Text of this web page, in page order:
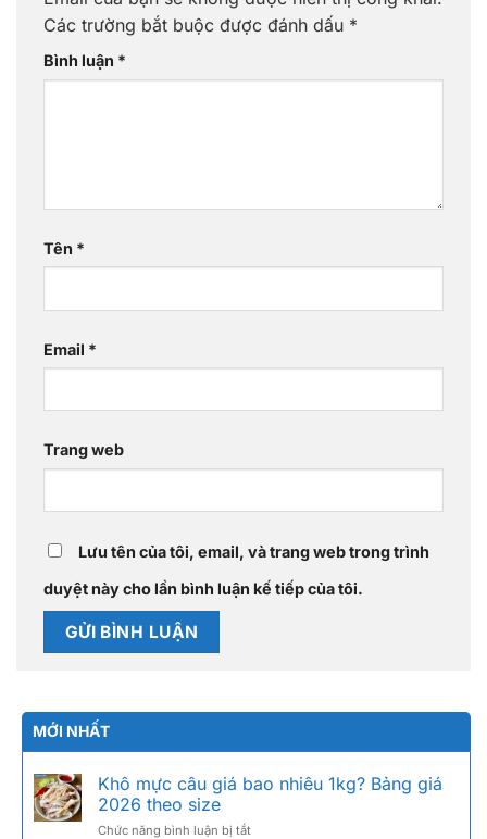
Các trường bắt buộc được đánh dấu *
Bình luận *
Tên *
Email *
Trang web
Lưu tên của tôi, email, và trang web trong trình
duyệt này cho lần bình luận kế tiếp của tôi.
MỚI NHẤT
Khô mực câu giá bao nhiêu 1kg? Bảng giá
2026 theo size
Chức năng bình luận bị tắtở